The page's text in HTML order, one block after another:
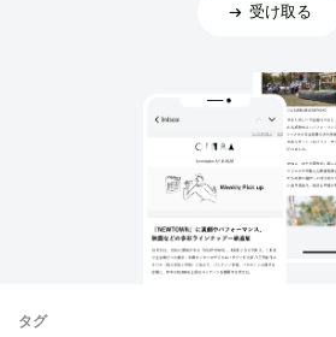
受け取る
タグ